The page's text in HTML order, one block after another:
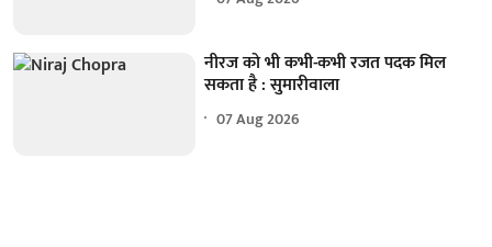
नीरज को भी कभी-कभी रजत पदक मिल
सकता है : सुमारीवाला
07 Aug 2026